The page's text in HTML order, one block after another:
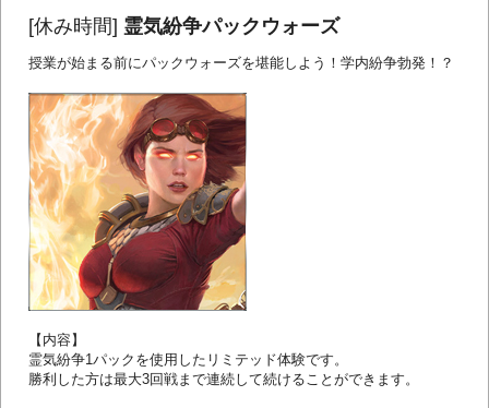
[休み時間] 霊気紛争パックウォーズ
授業が始まる前にパックウォーズを堪能しよう！学内紛争勃発！？
【内容】
霊気紛争1パックを使用したリミテッド体験です。
勝利した方は最大3回戦まで連続して続けることができます。